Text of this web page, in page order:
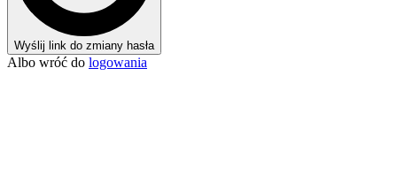
Wyślij link do zmiany hasła
Albo wróć do logowania